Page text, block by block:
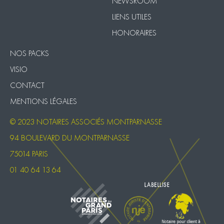
LIENS UTILES
HONORAIRES
NOS PACKS
VISIO
CONTACT
MENTIONS LÉGALES
© 2023 NOTAIRES ASSOCIÉS MONTPARNASSE
94 BOULEVARD DU MONTPARNASSE
75014 PARIS
01 40 64 13 64